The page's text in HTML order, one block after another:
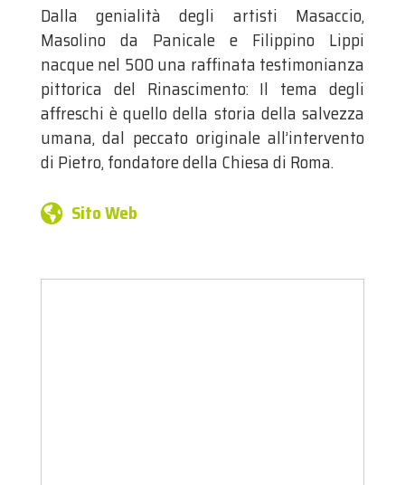
Dalla genialità degli artisti Masaccio,
Masolino da Panicale e Filippino Lippi
nacque nel 500 una raffinata testimonianza
pittorica del Rinascimento: Il tema degli
affreschi è quello della storia della salvezza
umana, dal peccato originale all’intervento
di Pietro, fondatore della Chiesa di Roma.
Sito Web